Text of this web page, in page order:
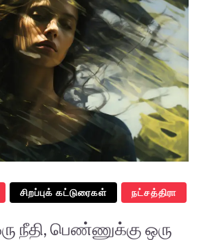
சிறப்புக் கட்டுரைகள் நட்சத்திரா
நீதி, பெண்ணுக்கு ஒரு